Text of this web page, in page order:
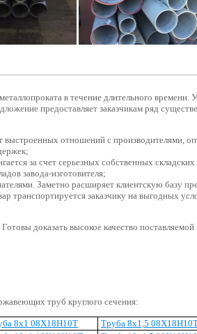
в течение длительного времени.
предоставляет заказчикам ряд
выстроенных отношений с производителями,
за счет серьезных собственных складских
завода-изготовителя;
Заметно расширяет клиентскую базу
транспортируется заказчику на выгодных
доказать высокое качество
труб круглого сечения:
8х1 08Х18Н10Т
Труба 8х1,5